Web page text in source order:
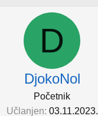
D
DjokoNol
Početnik
Učlanjen 03.11.2023.